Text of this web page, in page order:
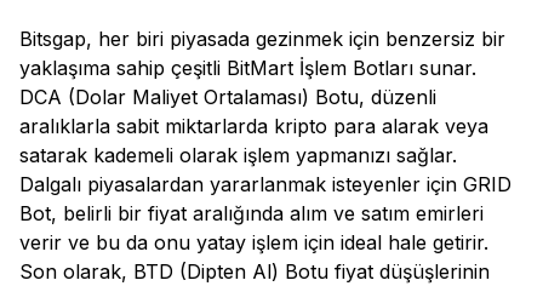
Bitsgap, her biri piyasada gezinmek için benzersiz bir
yaklaşıma sahip çeşitli BitMart İşlem Botları sunar.
DCA (Dolar Maliyet Ortalaması) Botu, düzenli
aralıklarla sabit miktarlarda kripto para alarak veya
satarak kademeli olarak işlem yapmanızı sağlar.
Dalgalı piyasalardan yararlanmak isteyenler için GRID
Bot, belirli bir fiyat aralığında alım ve satım emirleri
verir ve bu da onu yatay işlem için ideal hale getirir.
Son olarak, BTD (Dipten Al) Botu fiyat düşüşlerinin